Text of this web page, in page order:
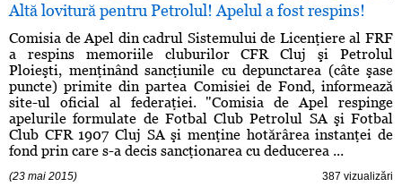
Altă lovitură pentru Petrolul! Apelul a fost respins!
Comisia de Apel din cadrul Sistemului de Licenţiere al FRF
a respins memoriile cluburilor CFR Cluj şi Petrolul
Ploieşti, menţinând sancţiunile cu depunctarea (câte şase
puncte) primite din partea Comisiei de Fond, informează
site-ul oficial al federaţiei. "Comisia de Apel respinge
apelurile formulate de Fotbal Club Petrolul SA şi Fotbal
Club CFR 1907 Cluj SA şi menţine hotărârea instanţei de
fond prin care s-a decis sancţionarea cu deducerea ...
(23 mai 2015) 387 vizualizări